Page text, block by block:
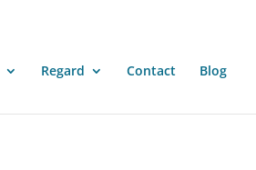
Regard Contact Blog